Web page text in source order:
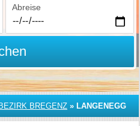
Abreise
BEZIRK BREGENZ » LANGENEGG